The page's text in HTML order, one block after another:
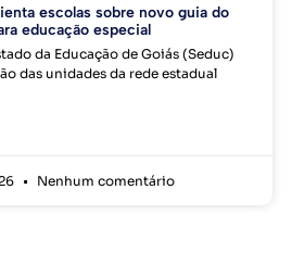
escolas sobre novo guia do
educação especial
da Educação de Goiás (Seduc)
das unidades da rede estadual
Nenhum comentário